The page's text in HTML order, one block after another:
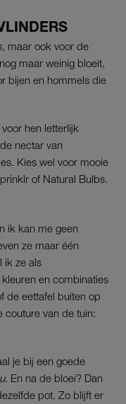
maar ook voor de
maar weinig bloeit,
bijen en hommels die
hen letterlijk
nectar van
Kies wel voor mooie
of Natural Bulbs.
ik kan me geen
ze maar één
ik ze als
en combinaties
de eettafel buiten op
couture van de tuin:
je bij een goede
. En na de bloei? Dan
pot. Zo blijft er